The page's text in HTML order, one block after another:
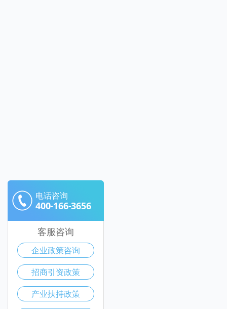
电话咨询
400-166-3656
客服咨询
企业政策咨询
招商引资政策
产业扶持政策